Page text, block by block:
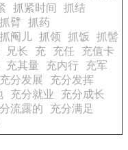
抓紧时间
抓结
抓臂
抓药
抓阄儿 抓领 抓饭
抓髻
兄长 充 充任
充值卡
充其量 充内行
充军
充分发展
充分发挥
充分就业
充分成长
流露的
充分满足